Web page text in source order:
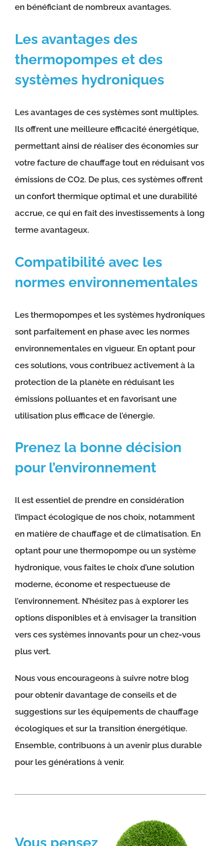
en bénéficiant de nombreux avantages.
Les avantages des
thermopompes et des
systèmes hydroniques
Les avantages de ces systèmes sont multiples.
Ils offrent une meilleure efficacité énergétique,
permettant ainsi de réaliser des économies sur
votre facture de chauffage tout en réduisant vos
émissions de CO2. De plus, ces systèmes offrent
un confort thermique optimal et une durabilité
accrue, ce qui en fait des investissements à long
terme avantageux.
Compatibilité avec les
normes environnementales
Les thermopompes et les systèmes hydroniques
sont parfaitement en phase avec les normes
environnementales en vigueur. En optant pour
ces solutions, vous contribuez activement à la
protection de la planète en réduisant les
émissions polluantes et en favorisant une
utilisation plus efficace de l’énergie.
Prenez la bonne décision
pour l’environnement
Il est essentiel de prendre en considération
l’impact écologique de nos choix, notamment
en matière de chauffage et de climatisation. En
optant pour une thermopompe ou un système
hydronique, vous faites le choix d’une solution
moderne, économe et respectueuse de
l’environnement. N’hésitez pas à explorer les
options disponibles et à envisager la transition
vers ces systèmes innovants pour un chez-vous
plus vert.
Nous vous encourageons à suivre notre blog
pour obtenir davantage de conseils et de
suggestions sur les équipements de chauffage
écologiques et sur la transition énergétique.
Ensemble, contribuons à un avenir plus durable
pour les générations à venir.